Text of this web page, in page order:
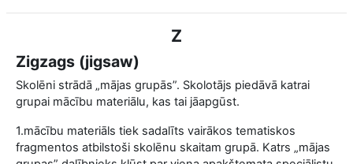
Z
Zigzags (jigsaw)
Skolēni strādā „mājas grupās”. Skolotājs piedāvā katrai
grupai mācību materiālu, kas tai jāapgūst.
1.mācību materiāls tiek sadalīts vairākos tematiskos
fragmentos atbilstoši skolēnu skaitam grupā. Katrs „mājas